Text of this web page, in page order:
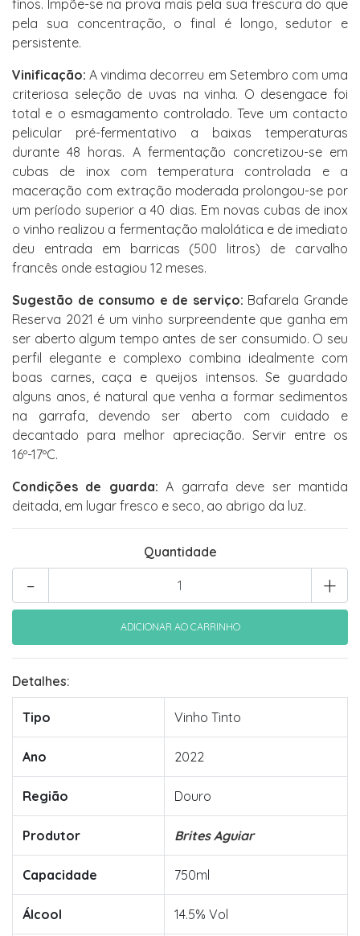
finos. Impõe-se na prova mais pela sua frescura do que
pela sua concentração, o final é longo, sedutor e
persistente.
Vinificação: A vindima decorreu em Setembro com uma
criteriosa seleção de uvas na vinha. O desengace foi
total e o esmagamento controlado. Teve um contacto
pelicular pré-fermentativo a baixas temperaturas
durante 48 horas. A fermentação concretizou-se em
cubas de inox com temperatura controlada e a
maceração com extração moderada prolongou-se por
um período superior a 40 dias. Em novas cubas de inox
o vinho realizou a fermentação malolática e de imediato
deu entrada em barricas (500 litros) de carvalho
francês onde estagiou 12 meses.
Sugestão de consumo e de serviço: Bafarela Grande
Reserva 2021 é um vinho surpreendente que ganha em
ser aberto algum tempo antes de ser consumido. O seu
perfil elegante e complexo combina idealmente com
boas carnes, caça e queijos intensos. Se guardado
alguns anos, é natural que venha a formar sedimentos
na garrafa, devendo ser aberto com cuidado e
decantado para melhor apreciação. Servir entre os
16º-17ºC.
Condições de guarda: A garrafa deve ser mantida
deitada, em lugar fresco e seco, ao abrigo da luz.
Quantidade
+
-
Detalhes:
Tipo Vinho Tinto
Ano 2022
Região Douro
Produtor Brites Aguiar
Capacidade 750ml
Álcool 14.5% Vol